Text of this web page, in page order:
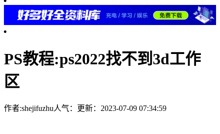
PS教程:ps2022找不到3d工作
区
作者:shejifuzhu人气： 更新：2023-07-09 07:34:59